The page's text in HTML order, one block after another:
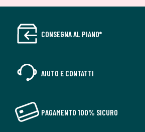
CONSEGNA AL PIANO*
AIUTO E CONTATTI
PAGAMENTO 100% SICURO